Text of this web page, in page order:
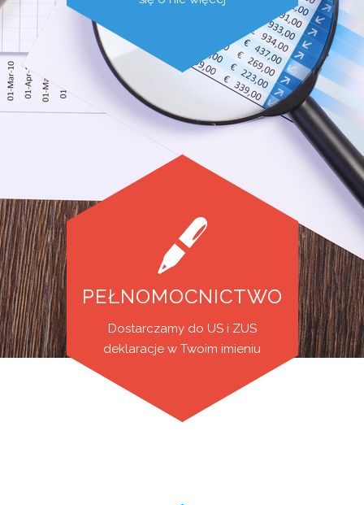
PEŁNOMOCNICTWO
Dostarczamy do US i ZUS
deklaracje w Twoim imieniu